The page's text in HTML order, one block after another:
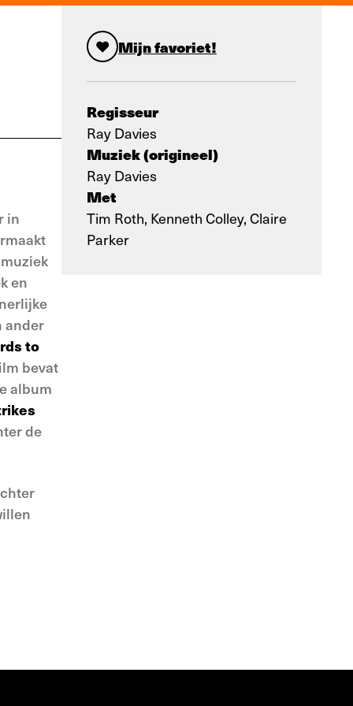
Mijn favoriet!
Regisseur
Ray Davies
Muziek (origineel)
Ray Davies
Met
Tim Roth, Kenneth Colley, Claire
Parker
in
en
ander
to
bevat
album
de